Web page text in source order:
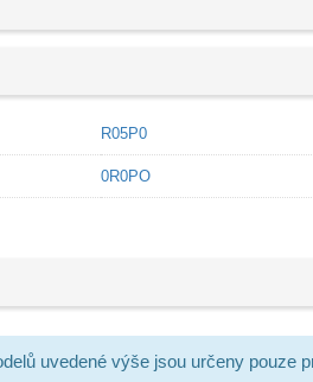
R05P0
0R0PO
uvedené výše jsou určeny pouze